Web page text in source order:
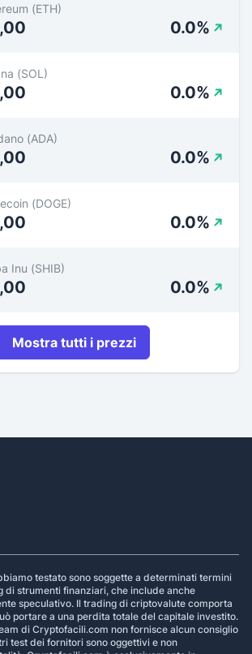
(ETH)
0.0%
(SOL)
0.0%
(ADA)
0.0%
(DOGE)
0.0%
Inu (SHIB)
0.0%
Mostra tutti i prezzi
testato sono soggette a determinati termini
di strumenti finanziari, che include anche
speculativo. Il trading di criptovalute comporta
portare a una perdita totale del capitale investito.
di Cryptofacili.com non fornisce alcun consiglio
test dei fornitori sono oggettivi e non